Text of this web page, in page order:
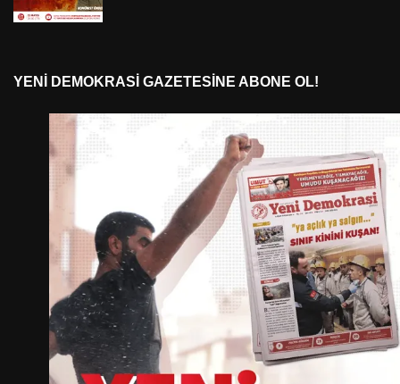
YENI DEMOKRASI GAZETESINE ABONE OL!